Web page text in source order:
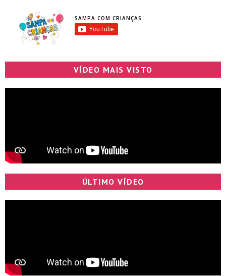
SAMPA COM CRIANÇAS
VÍDEO MAIS VISTO
ÚLTIMO VÍDEO